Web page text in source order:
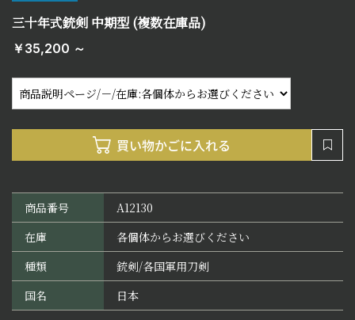
三十年式銃剣 中期型 (複数在庫品)
￥35,200 ～
商品番号
A12130
在庫
各個体からお選びください
種類
銃剣/各国軍用刀剣
国名
日本